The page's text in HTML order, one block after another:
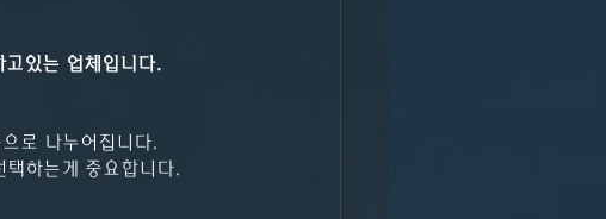
있는 업체입니다.
로 나누어집니다.
하는게 중요합니다.